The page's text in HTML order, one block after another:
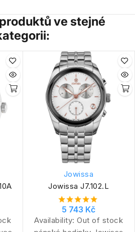
ve stejné
Jowissa
Jowissa J7.102.L
5 743 Kč
Availability: Out of stock